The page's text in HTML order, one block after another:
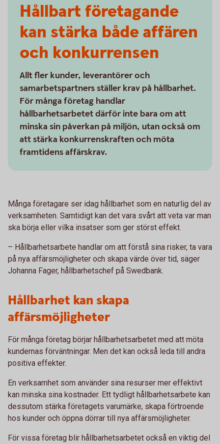
Hållbart företagande
kan stärka både affären
och konkurrensen
Allt fler kunder, leverantörer och
samarbetspartners ställer krav på hållbarhet.
För många företag handlar
hållbarhetsarbetet därför inte bara om att
minska sin påverkan på miljön, utan också om
att stärka konkurrenskraften och möta
framtidens affärskrav.
Många företagare ser idag hållbarhet som en naturlig del av
verksamheten. Samtidigt kan det vara svårt att veta var man
ska börja eller vilka insatser som ger störst effekt.
– Hållbarhetsarbete handlar om att förstå sina risker, ta vara
på nya affärsmöjligheter och skapa värde över tid, säger
Johanna Fager, hållbarhetschef på Swedbank.
Hållbarhet kan skapa
affärsmöjligheter
För många företag börjar hållbarhetsarbetet med att möta
kundernas förväntningar. Men det kan också leda till andra
positiva effekter.
En verksamhet som använder sina resurser mer effektivt
kan minska sina kostnader. Ett tydligt hållbarhetsarbete kan
dessutom stärka företagets varumärke, skapa förtroende
hos kunder och öppna dörrar till nya affärsmöjligheter.
För vissa företag blir hållbarhetsarbetet också en viktig del